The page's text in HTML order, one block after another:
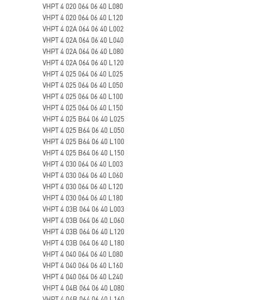
VHPT 4 020 064 06 40 L080
VHPT 4 020 064 06 40 L120
VHPT 4 02A 064 06 40 L002
VHPT 4 02A 064 06 40 L040
VHPT 4 02A 064 06 40 L080
VHPT 4 02A 064 06 40 L120
VHPT 4 025 064 06 40 L025
VHPT 4 025 064 06 40 L050
VHPT 4 025 064 06 40 L100
VHPT 4 025 064 06 40 L150
VHPT 4 025 B64 06 40 L025
VHPT 4 025 B64 06 40 L050
VHPT 4 025 B64 06 40 L100
VHPT 4 025 B64 06 40 L150
VHPT 4 030 064 06 40 L003
VHPT 4 030 064 06 40 L060
VHPT 4 030 064 06 40 L120
VHPT 4 030 064 06 40 L180
VHPT 4 03B 064 06 40 L003
VHPT 4 03B 064 06 40 L060
VHPT 4 03B 064 06 40 L120
VHPT 4 03B 064 06 40 L180
VHPT 4 040 064 06 40 L080
VHPT 4 040 064 06 40 L160
VHPT 4 040 064 06 40 L240
VHPT 4 04B 064 06 40 L080